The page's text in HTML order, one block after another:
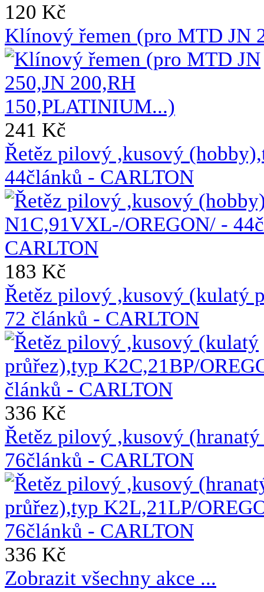
120 Kč
Klínový řemen (pro MTD JN
241 Kč
Řetěz pilový ,kusový
44článků - CARLTON
183 Kč
Řetěz pilový ,kusový (kulatý
72 článků - CARLTON
336 Kč
Řetěz pilový ,kusový
76článků - CARLTON
336 Kč
Zobrazit všechny akce ...